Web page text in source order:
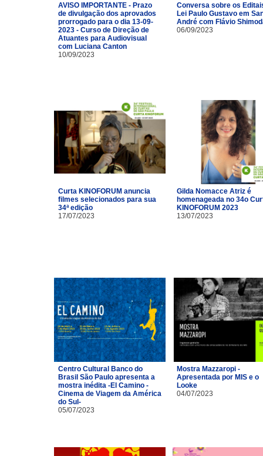
AVISO IMPORTANTE - Prazo
de divulgação dos aprovados
prorrogado para o dia 13-09-
2023 - Curso de Direção de
Atuantes para Audiovisual
com Luciana Canton
10/09/2023
Conversa sobre os
Lei Paulo Gustavo em
André com Flávio
06/09/2023
Curta KINOFORUM anuncia
filmes selecionados para sua
34ª edição
17/07/2023
Gilda Nomacce Atriz é
homenageada no 34o
KINOFORUM 2023
13/07/2023
Centro Cultural Banco do
Brasil São Paulo apresenta a
mostra inédita -El Camino -
Cinema de Viagem da América
do Sul-
05/07/2023
Mostra Mazzaropi -
Apresentada por MIS e o
Looke
04/07/2023